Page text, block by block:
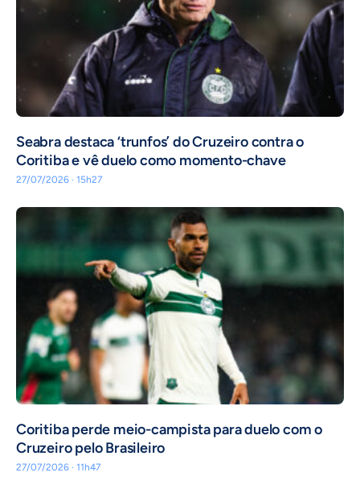
Seabra destaca ‘trunfos’ do Cruzeiro contra o
Coritiba e vê duelo como momento-chave
27/07/2026 · 15h27
Coritiba perde meio-campista para duelo com o
Cruzeiro pelo Brasileiro
27/07/2026 · 11h47